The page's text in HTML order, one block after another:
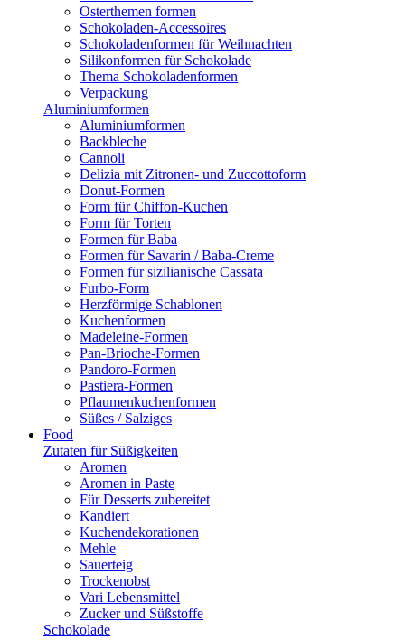
Osterthemen formen
Schokoladen-Accessoires
Schokoladenformen für Weihnachten
Silikonformen für Schokolade
Thema Schokoladenformen
Verpackung
Aluminiumformen
Aluminiumformen
Backbleche
Cannoli
Delizia mit Zitronen- und Zuccottoform
Donut-Formen
Form für Chiffon-Kuchen
Form für Torten
Formen für Baba
Formen für Savarin / Baba-Creme
Formen für sizilianische Cassata
Furbo-Form
Herzförmige Schablonen
Kuchenformen
Madeleine-Formen
Pan-Brioche-Formen
Pandoro-Formen
Pastiera-Formen
Pflaumenkuchenformen
Süßes / Salziges
Food
Zutaten für Süßigkeiten
Aromen
Aromen in Paste
Für Desserts zubereitet
Kandiert
Kuchendekorationen
Mehle
Sauerteig
Trockenobst
Vari Lebensmittel
Zucker und Süßstoffe
Schokolade